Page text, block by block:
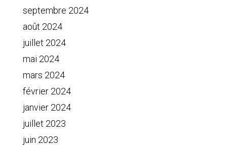
septembre 2024
août 2024
juillet 2024
mai 2024
mars 2024
février 2024
janvier 2024
juillet 2023
juin 2023